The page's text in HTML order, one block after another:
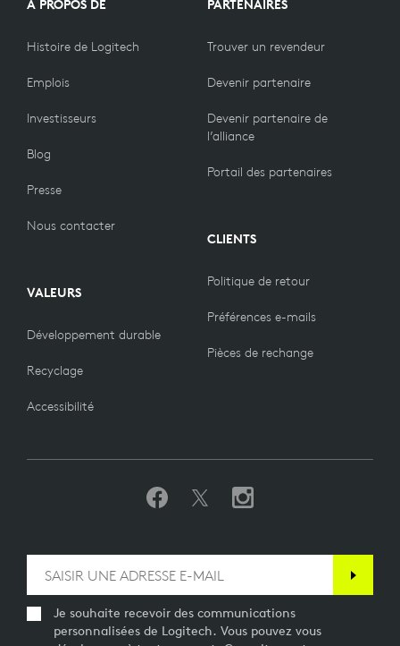
À PROPOS DE
Histoire de Logitech
Emplois
Investisseurs
Blog
Presse
Nous contacter
VALEURS
Développement durable
Recyclage
Accessibilité
PARTENAIRES
Trouver un revendeur
Devenir partenaire
Devenir partenaire de
l’alliance
Portail des partenaires
CLIENTS
Politique de retour
Préférences e-mails
Pièces de rechange
Je souhaite recevoir des communications
personnalisées de Logitech. Vous pouvez vous